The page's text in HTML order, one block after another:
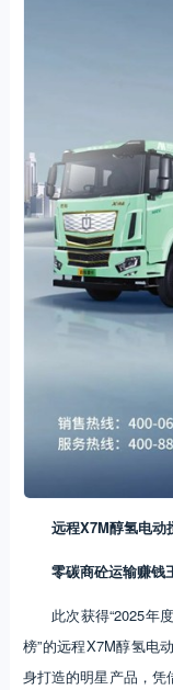
远程X7M醇氢电动
零碳商砼运输赚钱
此次获得“2025年
榜”的远程X7M醇氢电
身打造的明星产品，凭